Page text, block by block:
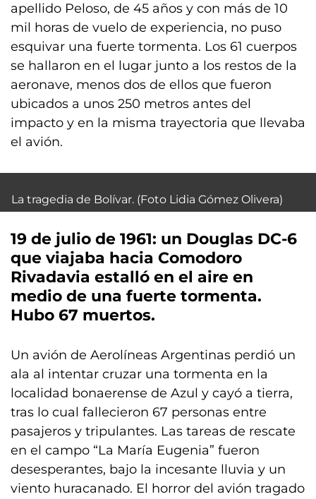
apellido Peloso, de 45 años y con más de 10
mil horas de vuelo de experiencia, no puso
esquivar una fuerte tormenta. Los 61 cuerpos
se hallaron en el lugar junto a los restos de la
aeronave, menos dos de ellos que fueron
ubicados a unos 250 metros antes del
impacto y en la misma trayectoria que llevaba
el avión.
La tragedia de Bolívar. (Foto Lidia Gómez Olivera)
19 de julio de 1961: un Douglas DC-6
que viajaba hacia Comodoro
Rivadavia estalló en el aire en
medio de una fuerte tormenta.
Hubo 67 muertos.
Un avión de Aerolíneas Argentinas perdió un
ala al intentar cruzar una tormenta en la
localidad bonaerense de Azul y cayó a tierra,
tras lo cual fallecieron 67 personas entre
pasajeros y tripulantes. Las tareas de rescate
en el campo “La María Eugenia” fueron
desesperantes, bajo la incesante lluvia y un
viento huracanado. El horror del avión tragado